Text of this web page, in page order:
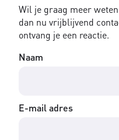
Wil je graag meer
dan nu vrijblijvend
ontvang je een reactie.
Naam
E-mail adres